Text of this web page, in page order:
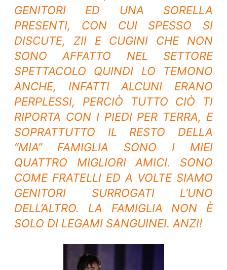
GENITORI ED UNA SORELLA
PRESENTI, CON CUI SPESSO SI
DISCUTE, ZII E CUGINI CHE NON
SONO AFFATTO NEL SETTORE
SPETTACOLO QUINDI LO TEMONO
ANCHE, INFATTI ALCUNI ERANO
PERPLESSI, PERCIÒ TUTTO CIÒ TI
RIPORTA CON I PIEDI PER TERRA, E
SOPRATTUTTO IL RESTO DELLA
“MIA” FAMIGLIA SONO I MIEI
QUATTRO MIGLIORI AMICI. SONO
COME FRATELLI ED A VOLTE SIAMO
GENITORI SURROGATI L’UNO
DELL’ALTRO. LA FAMIGLIA NON È
SOLO DI LEGAMI SANGUINEI. ANZI!